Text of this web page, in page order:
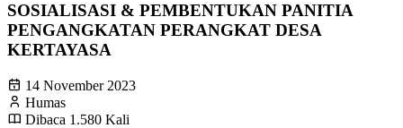
SOSIALISASI & PEMBENTUKAN PANITIA
PENGANGKATAN PERANGKAT DESA
KERTAYASA
14 November 2023
Humas
Dibaca 1.580 Kali